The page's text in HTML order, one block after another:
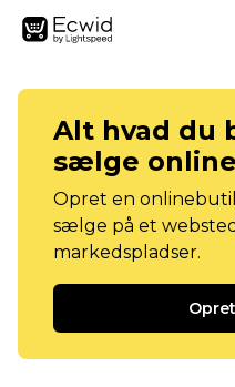
Alt hvad du
sælge online
Opret en
sælge på et
markedspladser.